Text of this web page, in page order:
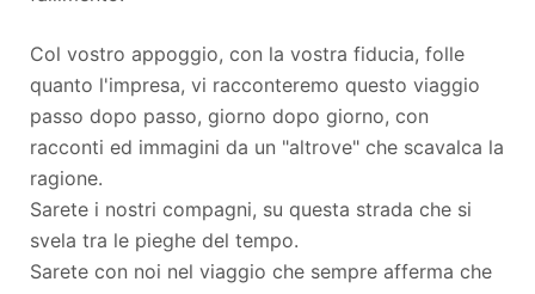
Col vostro appoggio, con la vostra fiducia, folle
quanto l'impresa, vi racconteremo questo viaggio
passo dopo passo, giorno dopo giorno, con
racconti ed immagini da un "altrove" che scavalca la
ragione.
Sarete i nostri compagni, su questa strada che si
svela tra le pieghe del tempo.
Sarete con noi nel viaggio che sempre afferma che